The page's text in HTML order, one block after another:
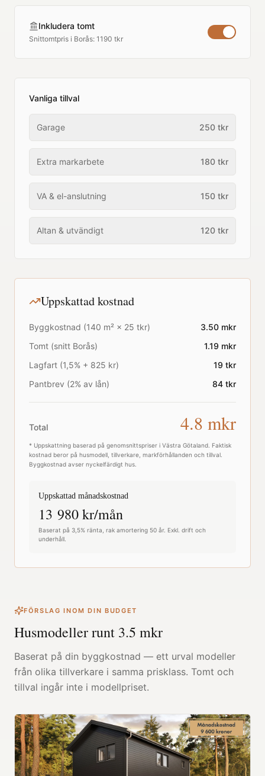
Inkludera tomt
Snittomtpris i Borås: 1190 tkr
Vanliga tillval
Garage 250 tkr
Extra markarbete 180 tkr
VA & el-anslutning 150 tkr
Altan & utvändigt 120 tkr
Uppskattad kostnad
Byggkostnad (140 m² × 25 tkr) 3.50 mkr
Tomt (snitt Borås) 1.19 mkr
Lagfart (1,5% + 825 kr)
19 tkr
Pantbrev (2% av lån)
84 tkr
Total 4.8 mkr
* Uppskattning baserad på genomsnittspriser i Västra Götaland . Faktisk
kostnad beror på husmodell, tillverkare, markförhållanden och tillval.
Byggkostnad avser nyckelfärdigt hus.
Uppskattad månadskostnad
13 980kr/mån
Baserat på 3,5% ränta, rak amortering 50 år. Exkl. drift och
underhåll.
FÖRSLAG INOM DIN BUDGET
Husmodeller runt 3.5 mkr
Baserat på din byggkostnad — ett urval modeller
från olika tillverkare i samma prisklass. Tomt och
tillval ingår inte i modellpriset.